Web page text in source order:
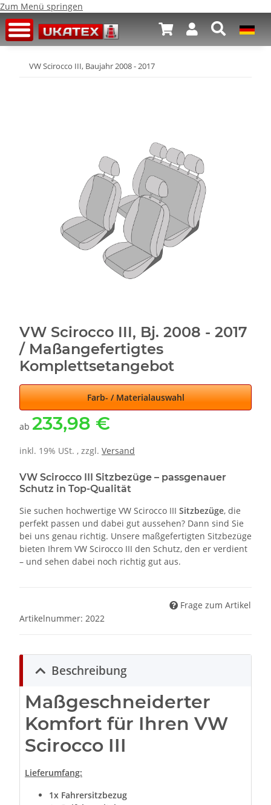
Zum Menü springen
VW Scirocco III, Baujahr 2008 - 2017
VW Scirocco III, Bj. 2008 - 2017
/ Maßangefertigtes
Komplettsetangebot
Farb- / Materialauswahl
ab 233,98 €
inkl. 19% USt. , zzgl. Versand
VW Scirocco III Sitzbezüge – passgenauer
Schutz in Top-Qualität
Sie suchen hochwertige VW Scirocco III Sitzbezüge, die
perfekt passen und dabei gut aussehen? Dann sind Sie
bei uns genau richtig. Unsere maßgefertigten Sitzbezüge
bieten Ihrem VW Scirocco III den Schutz, den er verdient
– und sehen dabei noch richtig gut aus.
Frage zum Artikel
Artikelnummer: 2022
Beschreibung
Maßgeschneiderter
Komfort für Ihren VW
Scirocco III
Lieferumfang:
1x Fahrersitzbezug